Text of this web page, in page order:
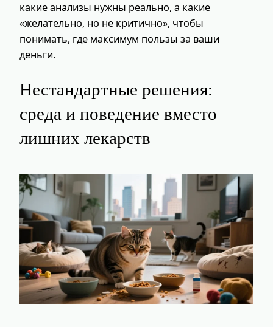
какие анализы нужны реально, а какие
«желательно, но не критично», чтобы
понимать, где максимум пользы за ваши
деньги.
Нестандартные решения:
среда и поведение вместо
лишних лекарств